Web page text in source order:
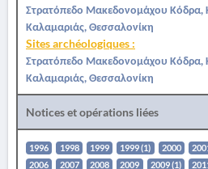
Στρατόπεδο Μακεδονομάχου Κόδρα,
Καλαμαριάς, Θεσσαλονίκη
Sites archéologiques :
Στρατόπεδο Μακεδονομάχου Κόδρα,
Καλαμαριάς, Θεσσαλονίκη
Notices et opérations liées
1996 1998 1999 1999 (1) 2000
2006
2007 2008 2009 2009 (1)